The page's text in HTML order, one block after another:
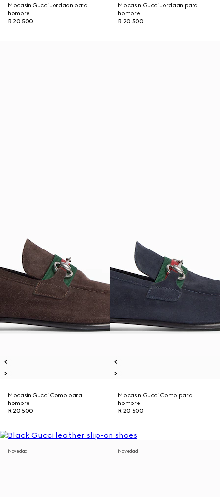
Mocasín Gucci Jordaan para
hombre
R 20 500
Mocasín Gucci Jordaan para
hombre
R 20 500
Mocasín Gucci Como para
hombre
R 20 500
Mocasín Gucci Como para
hombre
R 20 500
Novedad Novedad